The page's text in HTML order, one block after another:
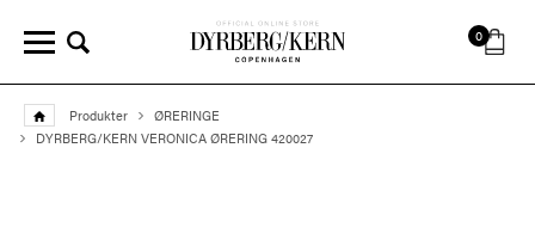
0
Produkter
ØRERINGE
DYRBERG/KERN VERONICA ØRERING 420027